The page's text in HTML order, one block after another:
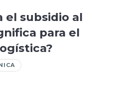
el subsidio al
para el